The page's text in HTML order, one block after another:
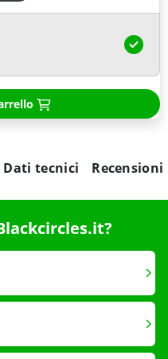
Dati tecnici Recensioni